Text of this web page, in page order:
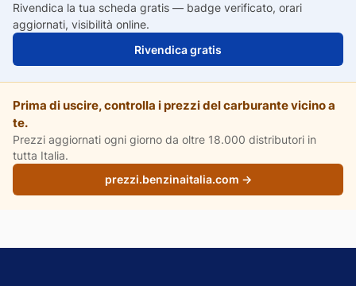
Rivendica la tua scheda gratis — badge verificato, orari
aggiornati, visibilità online.
Rivendica gratis
Prima di uscire, controlla i prezzi del carburante vicino a
te.
Prezzi aggiornati ogni giorno da oltre 18.000 distributori in
tutta Italia.
prezzi.benzinaitalia.com →